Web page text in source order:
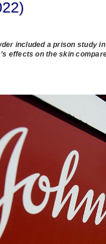
included a prison study
effects on the skin